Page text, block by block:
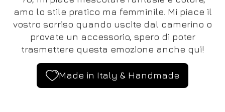
amo lo stile pratico ma femminile. Mi piace il
vostro sorriso quando uscite dal camerino o
provate un accessorio, spero di poter
trasmettere questa emozione anche qui!
Made in Italy & Handmade